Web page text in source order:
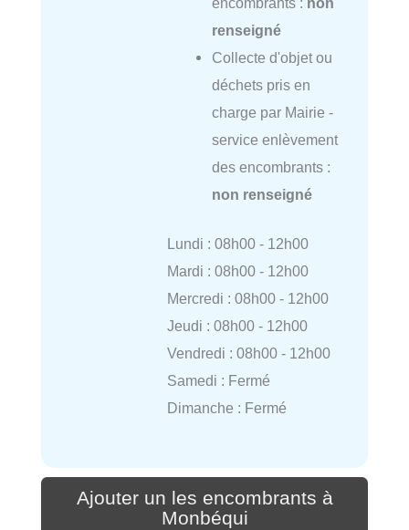
renseigné
Collecte d'objet ou
déchets pris en
charge par Mairie -
service enlèvement
des encombrants :
non renseigné
Lundi : 08h00 - 12h00
Mardi : 08h00 - 12h00
Mercredi : 08h00 - 12h00
Jeudi : 08h00 - 12h00
Vendredi : 08h00 - 12h00
Samedi : Fermé
Dimanche : Fermé
Ajouter un les encombrants à
Monbéqui